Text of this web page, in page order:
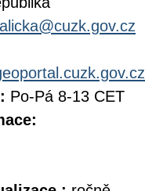
Po-Pá 8-13 CET